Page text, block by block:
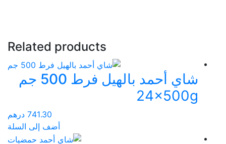
Related products
شاي أحمد بالهيل فرط 500 جم
24x500g
741.30 درهم
أضف إلى السلة